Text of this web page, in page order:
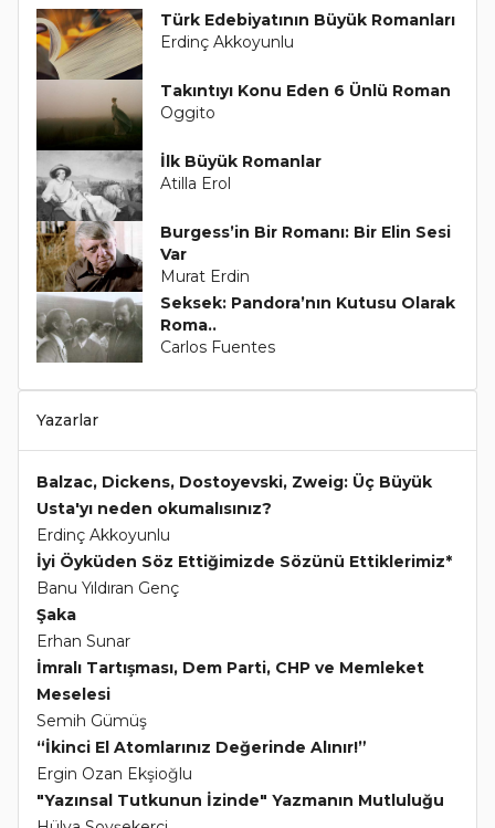
Türk Edebiyatının Büyük Romanları
Erdinç Akkoyunlu
Takıntıyı Konu Eden 6 Ünlü Roman
Oggito
İlk Büyük Romanlar
Atilla Erol
Burgess’in Bir Romanı: Bir Elin Sesi
Var
Murat Erdin
Seksek: Pandora’nın Kutusu Olarak
Roma..
Carlos Fuentes
Yazarlar
Balzac, Dickens, Dostoyevski, Zweig: Üç Büyük
Usta'yı neden okumalısınız?
Erdinç Akkoyunlu
İyi Öyküden Söz Ettiğimizde Sözünü Ettiklerimiz*
Banu Yıldıran Genç
Şaka
Erhan Sunar
İmralı Tartışması, Dem Parti, CHP ve Memleket
Meselesi
Semih Gümüş
“İkinci El Atomlarınız Değerinde Alınır!”
Ergin Ozan Ekşioğlu
"Yazınsal Tutkunun İzinde" Yazmanın Mutluluğu